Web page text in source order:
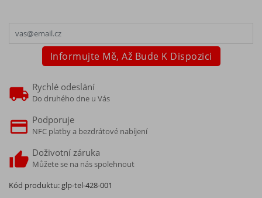
Informujte Mě, Až Bude K Dispozici
Rychlé odeslání
Do druhého dne u Vás
Podporuje
NFC platby a bezdrátové nabíjení
Doživotní záruka
Můžete se na nás spolehnout
Kód produktu: glp-tel-428-001